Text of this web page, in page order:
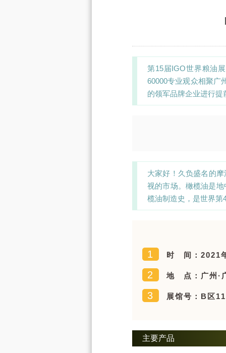
第15届IGO世界粮油
60000专业观众相聚广
的领军品牌企业进行
大家好！久负盛名的
视的市场。橄榄油是
榄油制造史，是世界第
1 时 间：2021
2 地 点：广州·
3 展馆号：B区
主要产品